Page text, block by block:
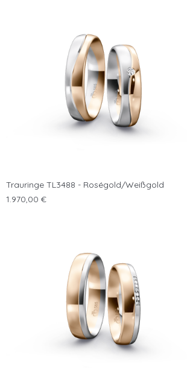
Trauringe TL3488 - Roségold/Weißgold
Preis
1.970,00 €